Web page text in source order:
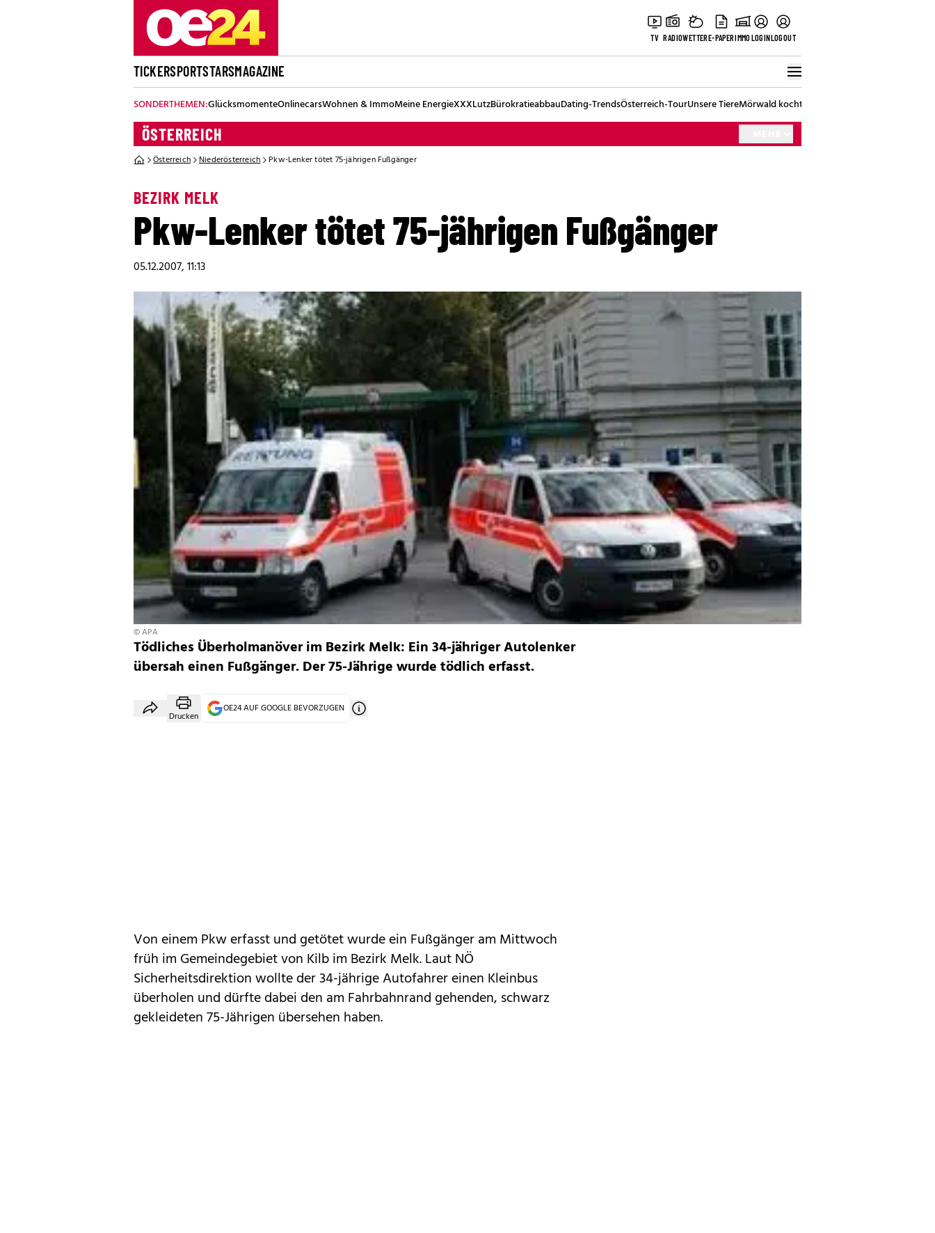
TV RADIOWETTERE-PAPERIMMOLOGINLOGOUT
TICKERSPORTSTARSMAGAZINE
SONDERTHEMEN:GlücksmomenteOnlinecarsWohnen & ImmoMeine EnergieXXXLutzBürokratieabbauDating-TrendsÖsterreich-TourUnsere TiereMörwald kocht
ÖSTERREICH
Österreich Niederösterreich Pkw-Lenker tötet 75-jährigen Fußgänger
BEZIRK MELK
Pkw-Lenker tötet 75-jährigen Fußgänger
05.12.2007, 11:13
© APA
Tödliches Überholmanöver im Bezirk Melk: Ein 34-jähriger Autolenker
übersah einen Fußgänger. Der 75-Jährige wurde tödlich erfasst.
Drucken
OE24 AUF GOOGLE BEVORZUGEN
Von einem Pkw erfasst und getötet wurde ein Fußgänger am Mittwoch
früh im Gemeindegebiet von Kilb im Bezirk Melk. Laut NÖ
Sicherheitsdirektion wollte der 34-jährige Autofahrer einen Kleinbus
überholen und dürfte dabei den am Fahrbahnrand gehenden, schwarz
gekleideten 75-Jährigen übersehen haben.